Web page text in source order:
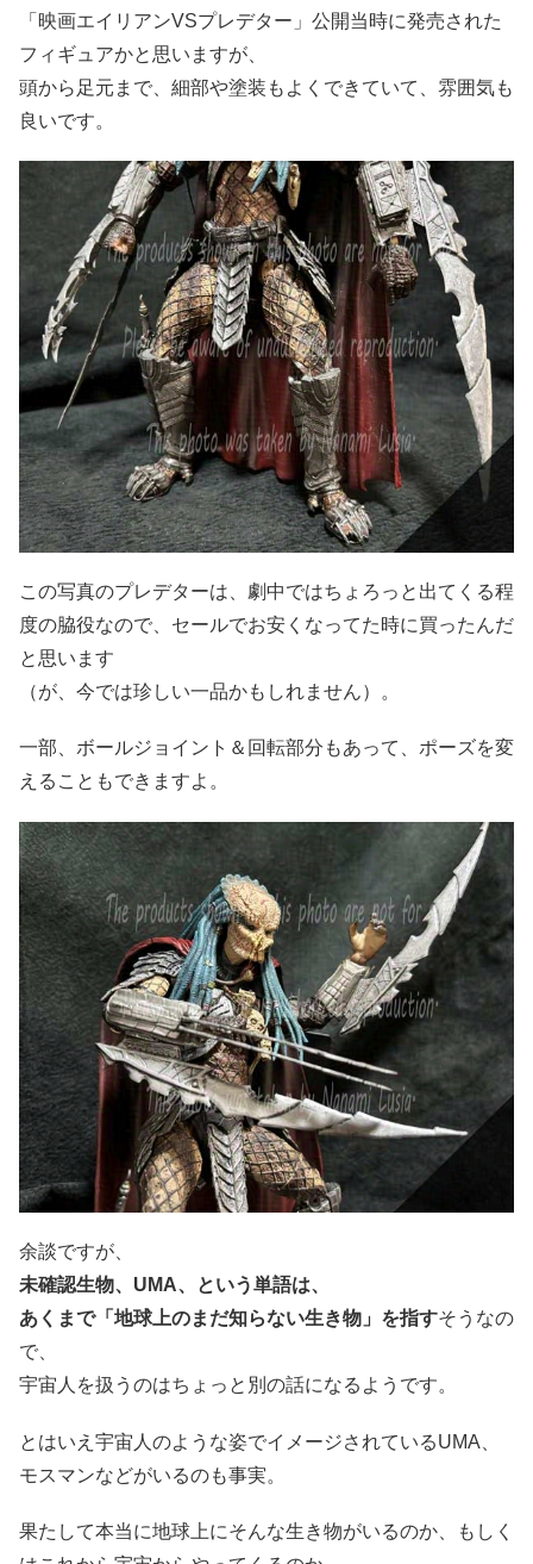
「映画エイリアンVSプレデター」公開当時に発売された
フィギュアかと思いますが、
頭から足元まで、細部や塗装もよくできていて、雰囲気も
良いです。
この写真のプレデターは、劇中ではちょろっと出てくる程
度の脇役なので、セールでお安くなってた時に買ったんだ
と思います
（が、今では珍しい一品かもしれません）。
一部、ボールジョイント＆回転部分もあって、ポーズを変
えることもできますよ。
余談ですが、
未確認生物、UMA、という単語は、
あくまで「地球上のまだ知らない生き物」を指すそうなの
で、
宇宙人を扱うのはちょっと別の話になるようです。
とはいえ宇宙人のような姿でイメージされているUMA、
モスマンなどがいるのも事実。
果たして本当に地球上にそんな生き物がいるのか、もしく